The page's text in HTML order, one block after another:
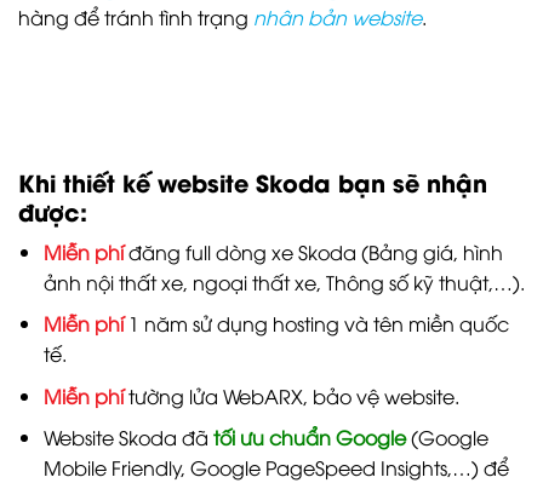
hàng để tránh tình trạng nhân bản website.
Khi thiết kế website Skoda bạn sẽ nhận
được:
Miễn phíđăng full dòng xe Skoda (Bảng giá, hình
ảnh nội thất xe, ngoại thất xe, Thông số kỹ thuật,…).
Miễn phí1 năm sử dụng hosting và tên miền quốc
tế.
Miễn phítường lửa WebARX, bảo vệ website.
Website Skoda đã tối ưu chuẩn Google(Google
Mobile Friendly, Google PageSpeed Insights,…) để